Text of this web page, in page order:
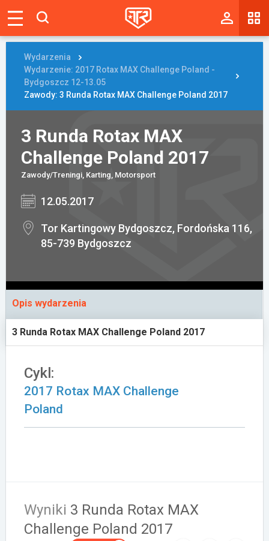
Tablica
Wyniki
Blogi
Galerie
Wydarzenia
Załóż konto
Wydarzenia
Wydarzenie: 2017 Rotax MAX Challenge Poland -
Bydgoszcz 12-13.05
Zawody: 3 Runda Rotax MAX Challenge Poland 2017
3 Runda Rotax MAX
Challenge Poland 2017
Zawody/Treningi, Karting, Motorsport
12.05.2017
Tor Kartingowy Bydgoszcz, Fordońska 116,
85-739 Bydgoszcz
Opis wydarzenia
3 Runda Rotax MAX Challenge Poland 2017
Cykl:
2017 Rotax MAX Challenge
Poland
Wyniki 3 Runda Rotax MAX
Challenge Poland 2017